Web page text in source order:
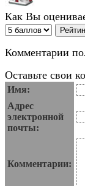
Как Вы
Комментарии
Оставьте свои
Имя:
Адрес
электронной
почты:
Комментарии: